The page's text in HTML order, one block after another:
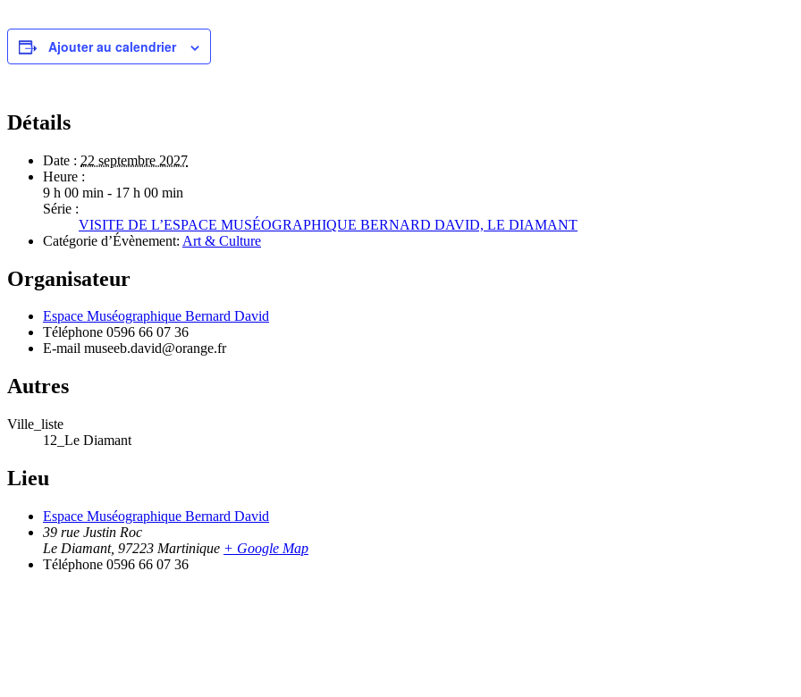
Ajouter au calendrier
Détails
Date : 22 septembre 2027
Heure :
9 h 00 min - 17 h 00 min
Série :
VISITE DE L’ESPACE MUSÉOGRAPHIQUE BERNARD DAVID, LE DIAMANT
Catégorie d’Évènement: Art & Culture
Organisateur
Espace Muséographique Bernard David
Téléphone 0596 66 07 36
E-mail museeb.david@orange.fr
Autres
Ville_liste
12_Le Diamant
Lieu
Espace Muséographique Bernard David
39 rue Justin Roc
Le Diamant, 97223 Martinique + Google Map
Téléphone 0596 66 07 36